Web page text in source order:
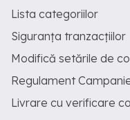
Lista categoriilor
Siguranța tranzacțiilor
Modifică setările de
Regulament
Livrare cu verificare